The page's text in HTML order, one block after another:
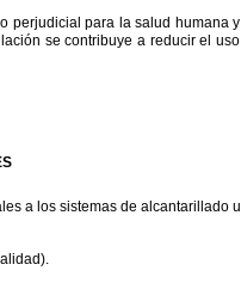
perjudicial para la salud humana y
se contribuye a reducir el uso
a los sistemas de alcantarillado